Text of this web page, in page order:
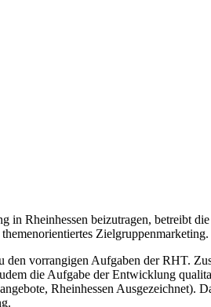
in Rheinhessen beizutragen, betreibt die
Zielgruppenmarketing.
vorrangigen Aufgaben der RHT.
die Aufgabe der Entwicklung
Rheinhessen